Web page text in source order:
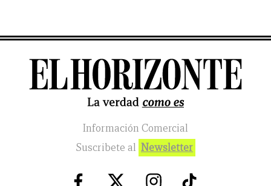
Información Comercial
Suscribete al Newsletter